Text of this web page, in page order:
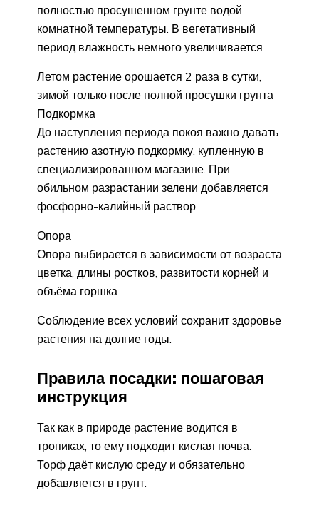
полностью просушенном грунте водой
комнатной температуры. В вегетативный
период влажность немного увеличивается
Летом растение орошается 2 раза в сутки,
зимой только после полной просушки грунта
Подкормка
До наступления периода покоя важно давать
растению азотную подкормку, купленную в
специализированном магазине. При
обильном разрастании зелени добавляется
фосфорно-калийный раствор
Опора
Опора выбирается в зависимости от возраста
цветка, длины ростков, развитости корней и
объёма горшка
Соблюдение всех условий сохранит здоровье
растения на долгие годы.
Правила посадки: пошаговая
инструкция
Так как в природе растение водится в
тропиках, то ему подходит кислая почва.
Торф даёт кислую среду и обязательно
добавляется в грунт.